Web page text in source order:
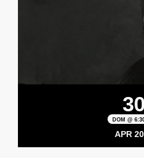
30
DOM @
APR